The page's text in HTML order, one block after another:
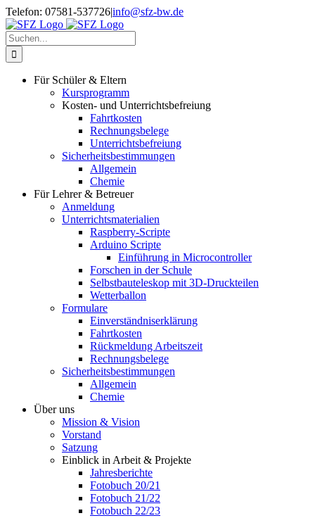
Zum
Inhalt
springen
Telefon: 07581-537726|info@sfz-bw.de
Suche
nach:
Für Schüler & Eltern
Kursprogramm
Kosten- und Unterrichtsbefreiung
Fahrtkosten
Rechnungsbelege
Unterrichtsbefreiung
Sicherheitsbestimmungen
Allgemein
Chemie
Für Lehrer & Betreuer
Anmeldung
Unterrichtsmaterialien
Raspberry-Scripte
Arduino Scripte
Einführung in Microcontroller
Forschen in der Schule
Selbstbauteleskop mit 3D-Druckteilen
Wetterballon
Formulare
Einverständniserklärung
Fahrtkosten
Rückmeldung Arbeitszeit
Rechnungsbelege
Sicherheitsbestimmungen
Allgemein
Chemie
Über uns
Mission & Vision
Vorstand
Satzung
Einblick in Arbeit & Projekte
Jahresberichte
Fotobuch 20/21
Fotobuch 21/22
Fotobuch 22/23